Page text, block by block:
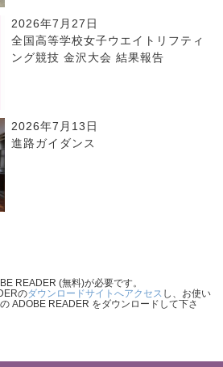
2026年7月27日
全国高等学校女子ウエイトリフティ
ング競技 金沢大会 結果報告
2026年7月13日
進路ガイダンス
READER (無料)が必要です。
のダウンロードサイトへアクセス し、お使い
ADOBE READER をダウンロードして下さ